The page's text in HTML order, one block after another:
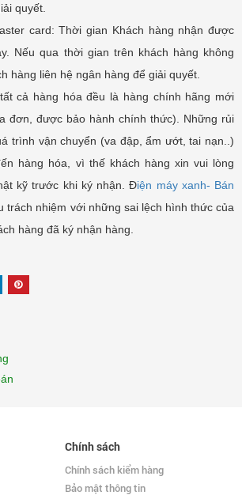
quyết.
card: Thời gian Khách hàng nhận được
Nếu qua thời gian trên khách hàng không
hàng liên hệ ngân hàng để giải quyết.
cả hàng hóa đều là hàng chính hãng mới
đơn, được bảo hành chính thức). Những rủi
trình vận chuyển (va đập, ẩm ướt, tai nạn..)
hàng hóa, vì thế khách hàng xin vui lòng
kỹ trước khi ký nhận. Điện máy xanh- Bán
trách nhiệm với những sai lệch hình thức của
hàng đã ký nhận hàng.
Chính sách
Chính sách kiểm hàng
Bảo mật thông tin